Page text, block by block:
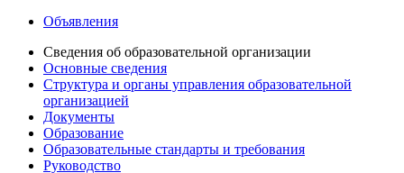
Объявления
Сведения об образовательной организации
Основные сведения
Структура и органы управления образовательной
организацией
Документы
Образование
Образовательные стандарты и требования
Руководство